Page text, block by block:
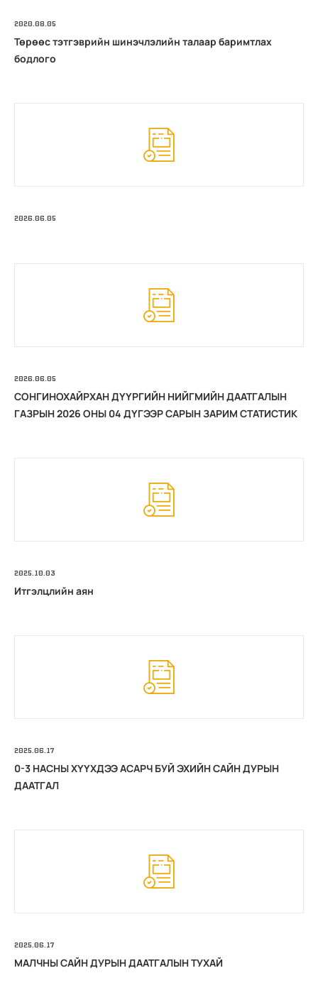
2020.08.05
Төрөөс тэтгэврийн шинэчлэлийн талаар баримтлах
бодлого
2026.06.05
2026.06.05
СОНГИНОХАЙРХАН ДҮҮРГИЙН НИЙГМИЙН ДААТГАЛЫН
ГАЗРЫН 2026 ОНЫ 04 ДҮГЭЭР САРЫН ЗАРИМ СТАТИСТИК
2025.10.03
Итгэлцлийн аян
2025.06.17
0-3 НАСНЫ ХҮҮХДЭЭ АСАРЧ БУЙ ЭХИЙН САЙН ДУРЫН
ДААТГАЛ
2025.06.17
МАЛЧНЫ САЙН ДУРЫН ДААТГАЛЫН ТУХАЙ